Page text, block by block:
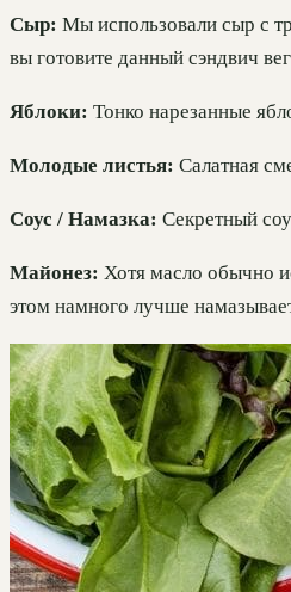
Сыр: Мы использовали сыр с
вы готовите данный сэндвич
Яблоки: Тонко нарезанные
Молодые листья: Салатная
Соус / Намазка: Секретный
Майонез: Хотя масло обычно
этом намного лучше